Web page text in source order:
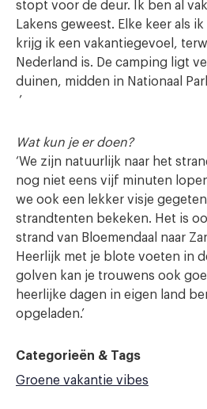
stopt voor de deur. Ik ben al
Lakens geweest. Elke keer als
krijg ik een vakantiegevoel,
Nederland is. De camping ligt
duinen, midden in Nationaal
’
Wat kun je er doen?
‘We zijn natuurlijk naar het
nog niet eens vijf minuten
we ook een lekker visje
strandtenten bekeken. Het is
strand van Bloemendaal naar
Heerlijk met je blote voeten in
golven kan je trouwens ook
heerlijke dagen in eigen land
opgeladen.’
Categorieën & Tags
Groene vakantie vibes